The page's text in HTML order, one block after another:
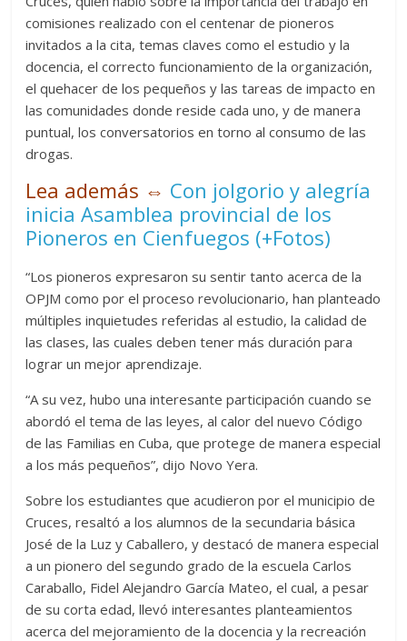
comisiones realizado con el centenar de pioneros
invitados a la cita, temas claves como el estudio y la
docencia, el correcto funcionamiento de la organización,
el quehacer de los pequeños y las tareas de impacto en
las comunidades donde reside cada uno, y de manera
puntual, los conversatorios en torno al consumo de las
drogas.
Lea además ⇔ Con jolgorio y alegría
inicia Asamblea provincial de los
Pioneros en Cienfuegos (+Fotos)
“Los pioneros expresaron su sentir tanto acerca de la
OPJM como por el proceso revolucionario, han planteado
múltiples inquietudes referidas al estudio, la calidad de
las clases, las cuales deben tener más duración para
lograr un mejor aprendizaje.
“A su vez, hubo una interesante participación cuando se
abordó el tema de las leyes, al calor del nuevo Código
de las Familias en Cuba, que protege de manera especial
a los más pequeños”, dijo Novo Yera.
Sobre los estudiantes que acudieron por el municipio de
Cruces, resaltó a los alumnos de la secundaria básica
José de la Luz y Caballero, y destacó de manera especial
a un pionero del segundo grado de la escuela Carlos
Caraballo, Fidel Alejandro García Mateo, el cual, a pesar
de su corta edad, llevó interesantes planteamientos
acerca del mejoramiento de la docencia y la recreación